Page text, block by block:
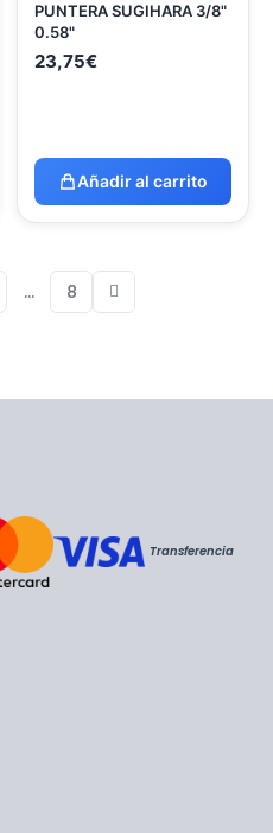
PUNTERA SUGIHARA 3/8"
0.58"
23,75€
Añadir al carrito
… 8
Transferencia